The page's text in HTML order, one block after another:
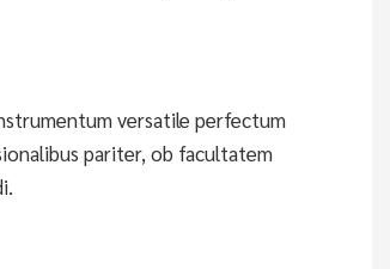
versatile perfectum
pariter, ob facultatem